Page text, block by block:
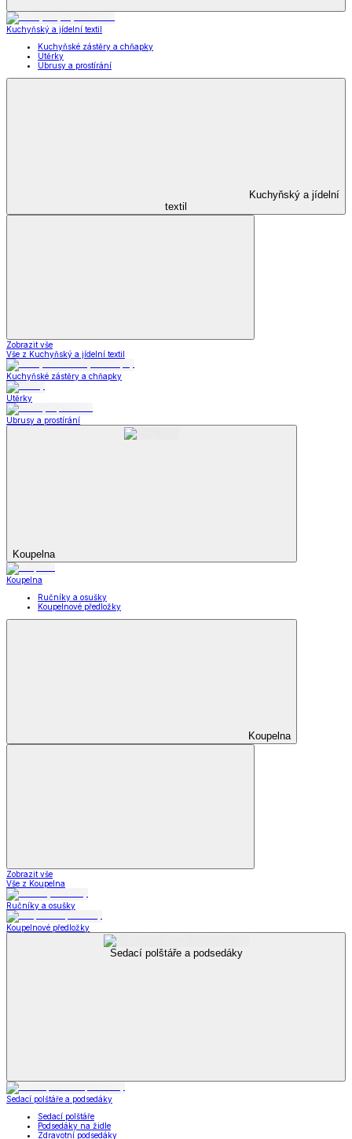
Kuchyňský a jídelní textil
Kuchyňské zástěry a chňapky
Utěrky
Ubrusy a prostírání
Kuchyňský a jídelní
textil
Zobrazit vše
Vše z Kuchyňský a jídelní textil
Kuchyňské zástěry a chňapky
Utěrky
Ubrusy a prostírání
Koupelna
Koupelna
Ručníky a osušky
Koupelnové předložky
Koupelna
Zobrazit vše
Vše z Koupelna
Ručníky a osušky
Koupelnové předložky
Sedací polštáře a podsedáky
Sedací polštáře a podsedáky
Sedací polštáře
Podsedáky na židle
Zdravotní podsedáky